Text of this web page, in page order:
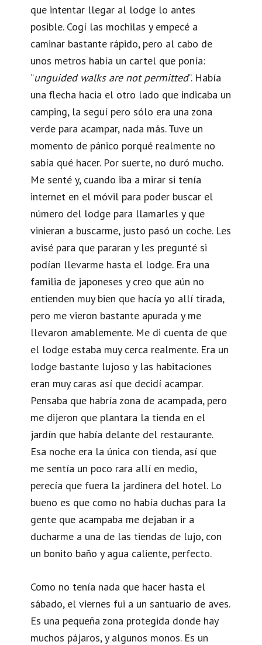
que intentar llegar al lodge lo antes
posible. Cogí las mochilas y empecé a
caminar bastante rápido, pero al cabo de
unos metros había un cartel que ponía:
“unguided walks are not permitted”. Había
una flecha hacia el otro lado que indicaba un
camping, la seguí pero sólo era una zona
verde para acampar, nada más. Tuve un
momento de pánico porqué realmente no
sabía qué hacer. Por suerte, no duró mucho.
Me senté y, cuando iba a mirar si tenía
internet en el móvil para poder buscar el
número del lodge para llamarles y que
vinieran a buscarme, justo pasó un coche. Les
avisé para que pararan y les pregunté si
podían llevarme hasta el lodge. Era una
familia de japoneses y creo que aún no
entienden muy bien que hacía yo allí tirada,
pero me vieron bastante apurada y me
llevaron amablemente. Me di cuenta de que
el lodge estaba muy cerca realmente. Era un
lodge bastante lujoso y las habitaciones
eran muy caras así que decidí acampar.
Pensaba que habría zona de acampada, pero
me dijeron que plantara la tienda en el
jardín que había delante del restaurante.
Esa noche era la única con tienda, así que
me sentía un poco rara allí en medio,
perecía que fuera la jardinera del hotel. Lo
bueno es que como no había duchas para la
gente que acampaba me dejaban ir a
ducharme a una de las tiendas de lujo, con
un bonito baño y agua caliente, perfecto.
Como no tenía nada que hacer hasta el
sábado, el viernes fui a un santuario de aves.
Es una pequeña zona protegida donde hay
muchos pájaros, y algunos monos. Es un